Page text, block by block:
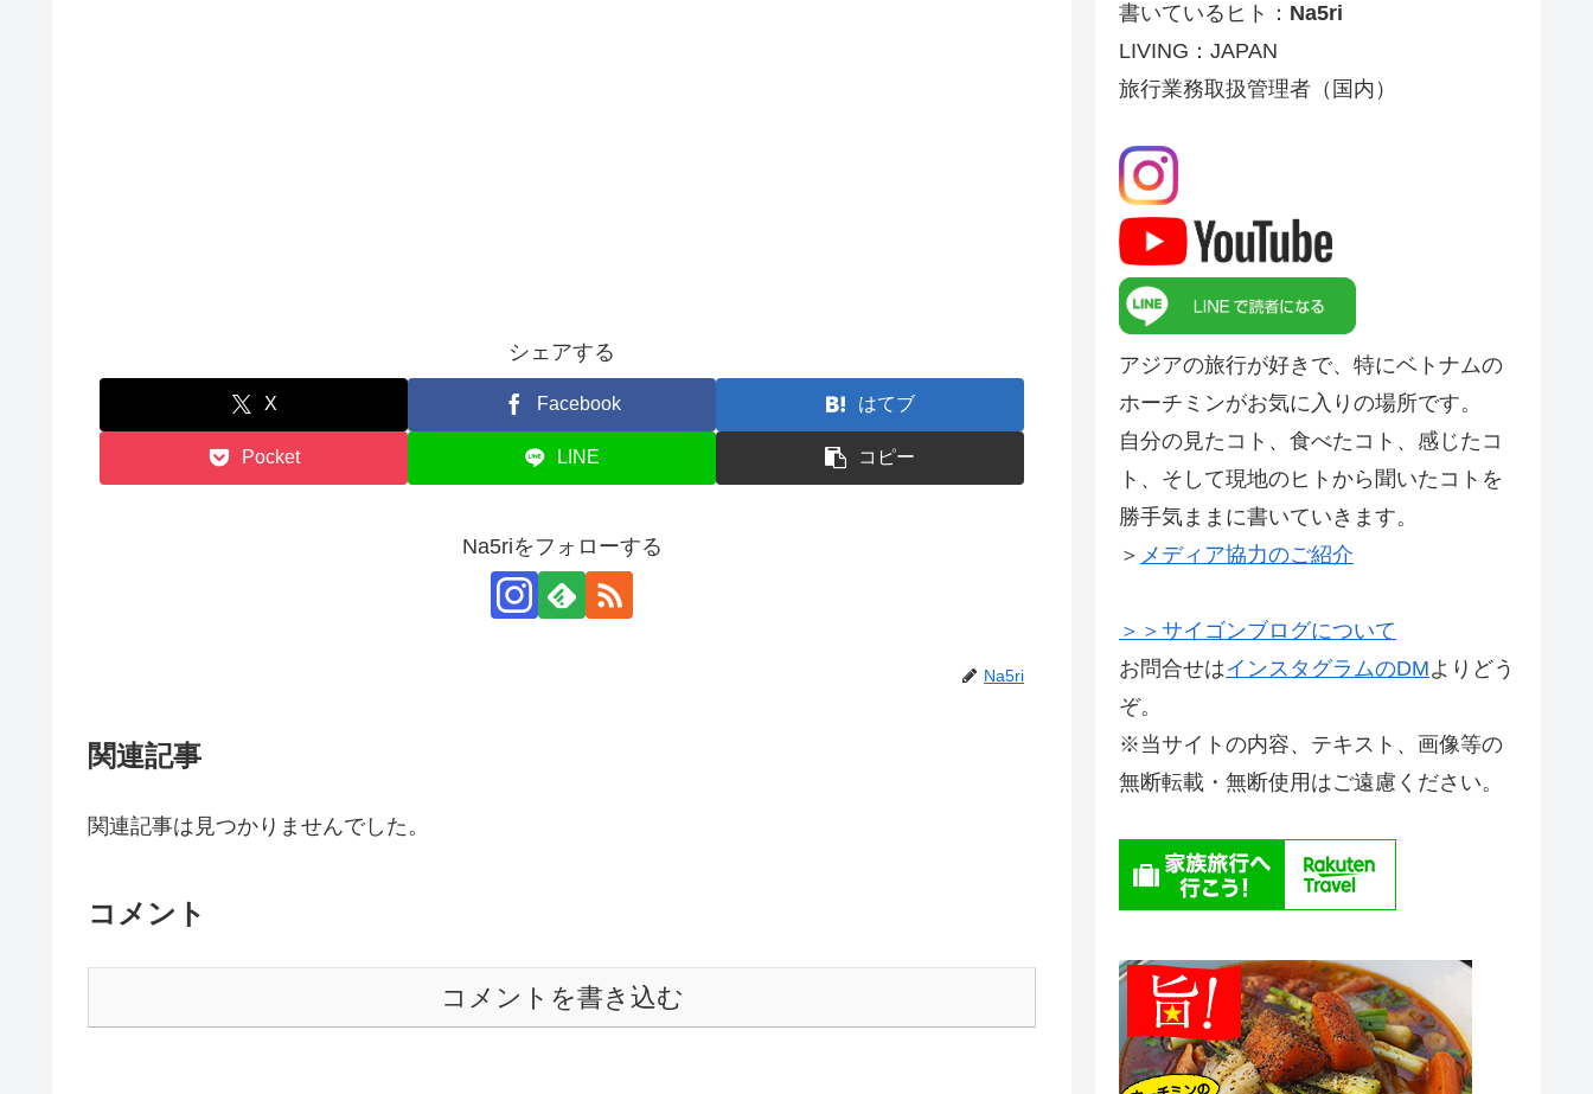
シェアする
X Facebook はてブ
Pocket LINE コピー
Na5riをフォローする
Na5ri
関連記事
関連記事は見つかりませんでした。
コメント
コメントを書き込む
書いているヒト： Na5ri
LIVING：JAPAN
旅行業務取扱管理者（国内）
アジアの旅行が好きで、特にベトナムの
ホーチミンがお気に入りの場所です。
自分の見たコト、食べたコト、感じたコ
ト、そして現地のヒトから聞いたコトを
勝手気ままに書いていきます。
＞ メディア協力のご紹介
＞＞サイゴンブログについて
お問合せはインスタグラムのDMよりどう
ぞ。
※当サイトの内容、テキスト、画像等の
無断転載・無断使用はご遠慮ください。